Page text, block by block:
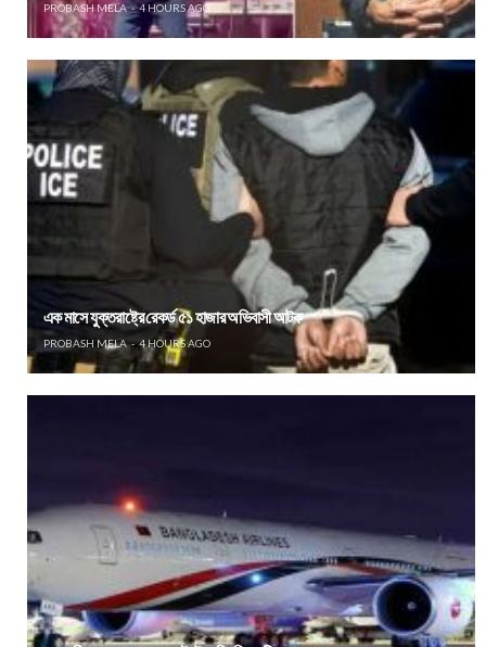
PROBASH MELA 4 HOURS AGO
এক মাসে যুক্তরাষ্ট্রে রেকর্ড ৫১ হাজার অভিবাসী আটক
PROBASH MELA 4 HOURS AGO